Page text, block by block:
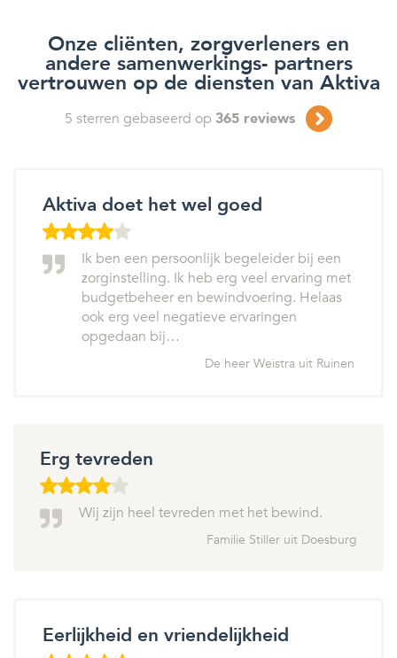
Onze cliënten, zorgverleners en
andere samenwerkings- partners
vertrouwen op de diensten van Aktiva
5 sterren gebaseerd op 365 reviews
Aktiva doet het wel goed
Ik ben een persoonlijk begeleider bij een
zorginstelling. Ik heb erg veel ervaring met
budgetbeheer en bewindvoering. Helaas
ook erg veel negatieve ervaringen
opgedaan bij…
De heer Weistra uit Ruinen
Erg tevreden
Wij zijn heel tevreden met het bewind.
Familie Stiller uit Doesburg
Eerlijkheid en vriendelijkheid